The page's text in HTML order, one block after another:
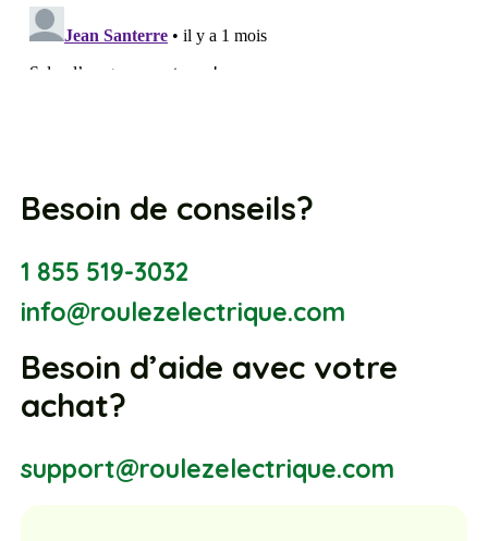
Besoin de conseils?
1 855 519-3032
info@roulezelectrique.com
Besoin d’aide avec votre
achat?
support@roulezelectrique.com